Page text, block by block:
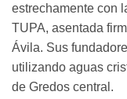
estrechamente con
TUPA, asentada
Ávila. Sus
utilizando aguas
de Gredos central.